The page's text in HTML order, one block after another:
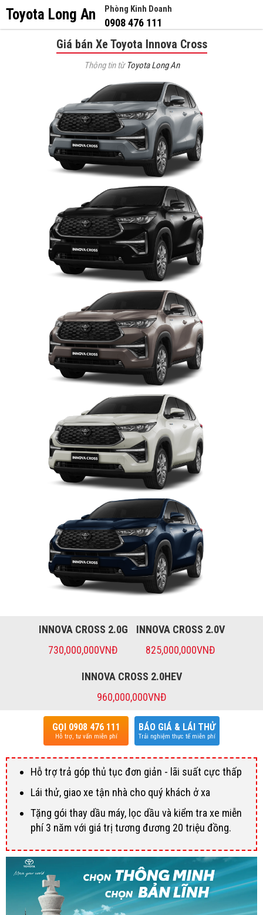
Toyota Long An Phòng Kinh Doanh
0908 476 111
Giá bán Xe Toyota Innova Cross
Thông tin từ Toyota Long An
INNOVA CROSS 2.0G
730,000,000VNĐ
INNOVA CROSS 2.0V
825,000,000VNĐ
INNOVA CROSS 2.0HEV
960,000,000VNĐ
GỌI 0908 476 111
Hỗ trợ, tư vấn miễn phí
BÁO GIÁ & LÁI THỬ
Trải nghiệm thực tế miễn phí
Hỗ trợ trả góp thủ tục đơn giản - lãi suất cực thấp
Lái thử, giao xe tận nhà cho quý khách ở xa
Tặng gói thay dầu máy, lọc dầu và kiểm tra xe miễn
phí 3 năm với giá trị tương đương 20 triệu đồng.